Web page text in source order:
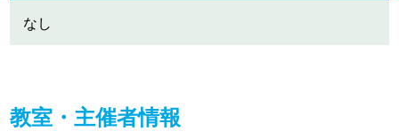
なし
教室・主催者情報